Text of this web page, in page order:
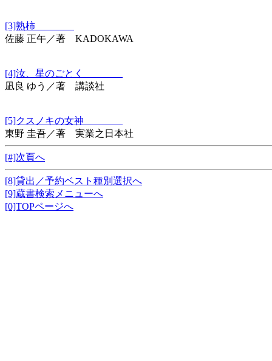
[3]熟柿
佐藤 正午／著 KADOKAWA
[4]汝、星のごとく
凪良 ゆう／著 講談社
[5]クスノキの女神
東野 圭吾／著 実業之日本社
[#]次頁へ
[8]貸出／予約ベスト種別選択へ
[9]蔵書検索メニューへ
[0]TOPページへ